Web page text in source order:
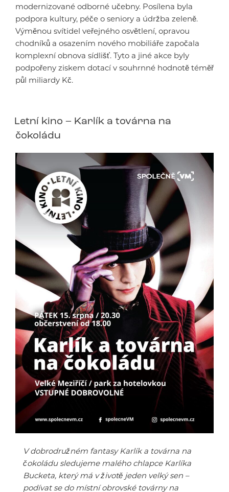
modernizované odborné učebny. Posílena byla
podpora kultury, péče o seniory a údržba zeleně.
Výměnou svítidel veřejného osvětlení, opravou
chodníků a osazením nového mobiliáře započala
komplexní obnova sídlišť. Tyto a jiné akce byly
podpořeny ziskem dotací v souhrnné hodnotě téměř
půl miliardy Kč.
Letní kino – Karlík a továrna na
čokoládu
V dobrodružném fantasy Karlík a továrna na
čokoládu sledujeme malého chlapce Karlíka
Bucketa, který má v životě jeden velký sen –
podívat se do místní obrovské továrny na